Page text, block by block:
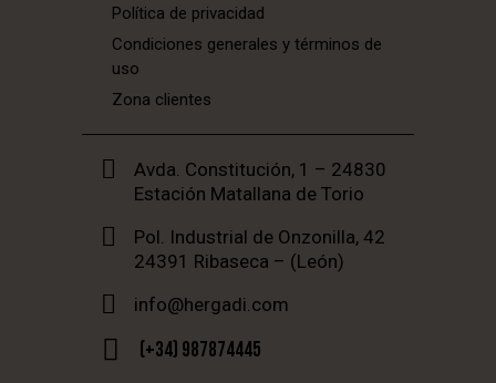
Política de privacidad
Condiciones generales y términos de
uso
Zona clientes
Avda. Constitución, 1 – 24830
Estación Matallana de Torio
Pol. Industrial de Onzonilla, 42
24391 Ribaseca – (León)
info@hergadi.com
(+34) 987874445